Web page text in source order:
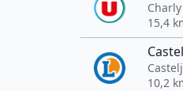
Charly
15,4
10,2